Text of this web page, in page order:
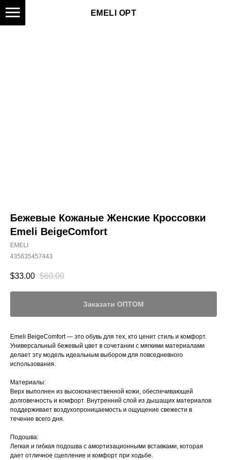
EMELI OPT
Бежевые Кожаные Женские Кроссовки
Emeli BeigeComfort
EMELI
435635457443
$33.00 $60.00
Заказати ОПТОМ
Emeli BeigeComfort — это обувь для тех, кто ценит стиль и комфорт.
Универсальный бежевый цвет в сочетании с мягкими материалами
делает эту модель идеальным выбором для повседневного
использования.
Материалы:
Верх выполнен из высококачественной кожи, обеспечивающей
долговечность и комфорт. Внутренний слой из дышащих материалов
поддерживает воздухопроницаемость и ощущение свежести в
течение всего дня.
Подошва:
Легкая и гибкая подошва с амортизационными вставками, которая
дает отличное сцепление и комфорт при ходьбе.